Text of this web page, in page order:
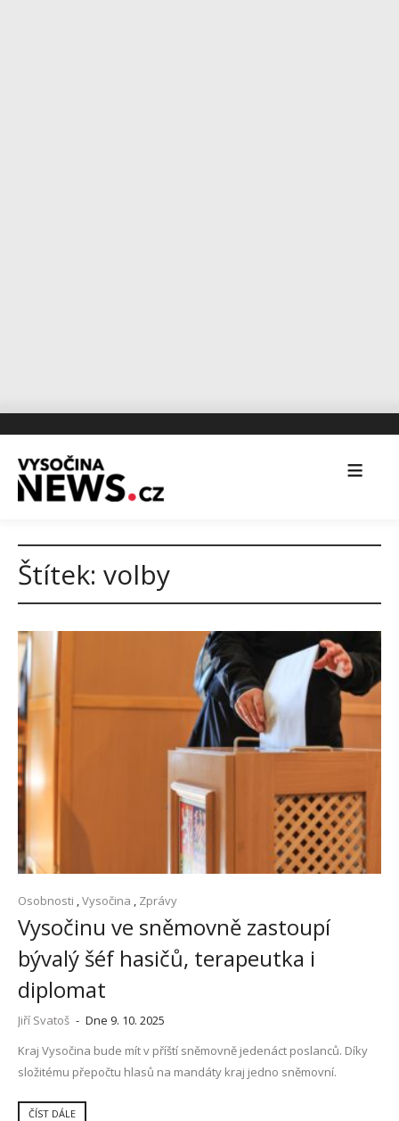
Štítek: volby
Osobnosti Vysočina Zprávy
Vysočinu ve sněmovně zastoupí
bývalý šéf hasičů, terapeutka i
diplomat
Jiří Svatoš - Dne 9. 10. 2025
Kraj Vysočina bude mít v příští sněmovně jedenáct poslanců. Díky
složitému přepočtu hlasů na mandáty kraj jedno sněmovní.
ČÍST DÁLE